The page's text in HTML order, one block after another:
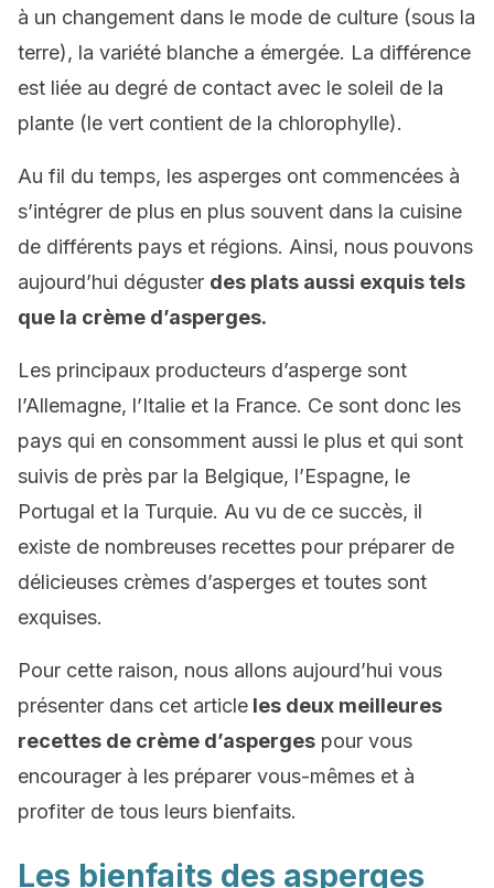
à un changement dans le mode de culture (sous la
terre), la variété blanche a émergée. La différence
est liée au degré de contact avec le soleil de la
plante (le vert contient de la chlorophylle).
Au fil du temps, les asperges ont commencées à
s’intégrer de plus en plus souvent dans la cuisine
de différents pays et régions. Ainsi, nous pouvons
aujourd’hui déguster des plats aussi exquis tels
que la crème d’asperges.
Les principaux producteurs d’asperge sont
l’Allemagne, l’Italie et la France. Ce sont donc les
pays qui en consomment aussi le plus et qui sont
suivis de près par la Belgique, l’Espagne, le
Portugal et la Turquie. Au vu de ce succès, il
existe de nombreuses recettes pour préparer de
délicieuses crèmes d’asperges et toutes sont
exquises.
Pour cette raison, nous allons aujourd’hui vous
présenter dans cet article les deux meilleures
recettes de crème d’asperges pour vous
encourager à les préparer vous-mêmes et à
profiter de tous leurs bienfaits.
Les bienfaits des asperges